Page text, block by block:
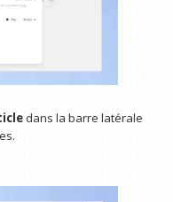
dans la barre latérale